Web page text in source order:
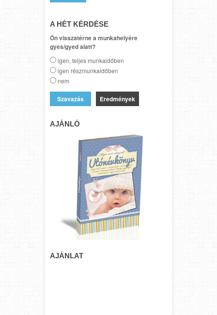
A HÉT KÉRDÉSE
Ön visszatérne a munkahelyére
gyes/gyed alatt?
igen, teljes munkaidőben
igen részmunkaidőben
nem
Eredmények
AJÁNLÓ
AJÁNLAT